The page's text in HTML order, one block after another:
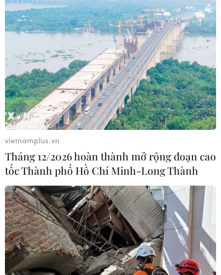
vietnamplus.vn
Tháng 12/2026 hoàn thành mở rộng đoạn cao
tốc Thành phố Hồ Chí Minh-Long Thành